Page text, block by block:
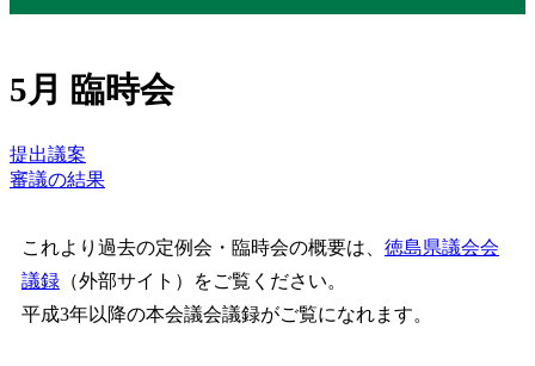
5月 臨時会
提出議案
審議の結果
これより過去の定例会・臨時会の概要は、 徳島県議会会
議録 （外部サイト）をご覧ください。
平成3年以降の本会議会議録がご覧になれます。